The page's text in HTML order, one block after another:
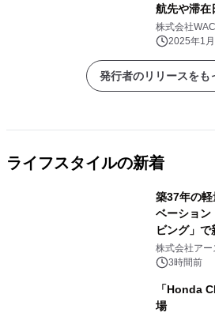
航先や滞在
株式会社
2025年1
発行者のリリースをも
ライフスタイルの新着
築37年の
ベーション
ビング」
事例を株式
株式会社アー
3時間前
「Honda
場